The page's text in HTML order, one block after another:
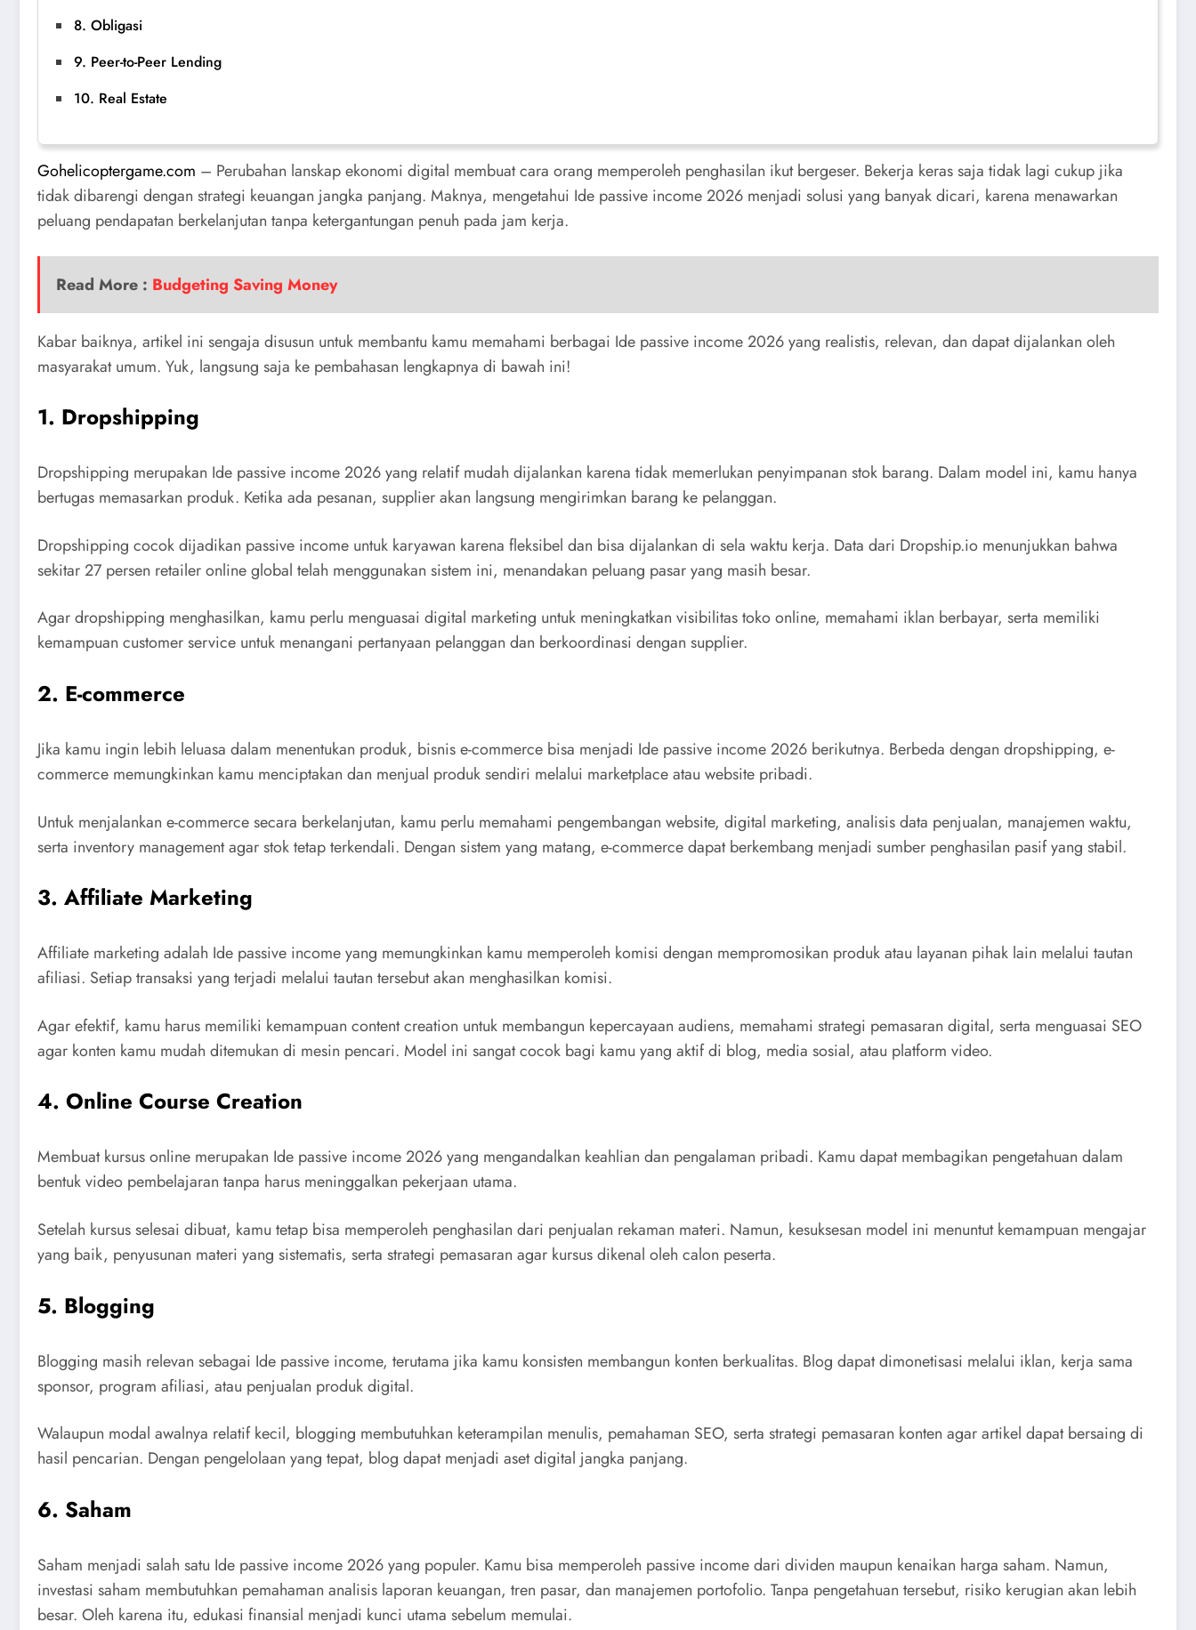
8. Obligasi
9. Peer-to-Peer Lending
10. Real Estate
Gohelicoptergame.com – Perubahan lanskap ekonomi digital membuat cara orang memperoleh penghasilan ikut bergeser. Bekerja keras saja tidak lagi cukup jika
tidak dibarengi dengan strategi keuangan jangka panjang. Maknya, mengetahui Ide passive income 2026 menjadi solusi yang banyak dicari, karena menawarkan
peluang pendapatan berkelanjutan tanpa ketergantungan penuh pada jam kerja.
Read More : Budgeting Saving Money
Kabar baiknya, artikel ini sengaja disusun untuk membantu kamu memahami berbagai Ide passive income 2026 yang realistis, relevan, dan dapat dijalankan oleh
masyarakat umum. Yuk, langsung saja ke pembahasan lengkapnya di bawah ini!
1. Dropshipping
Dropshipping merupakan Ide passive income 2026 yang relatif mudah dijalankan karena tidak memerlukan penyimpanan stok barang. Dalam model ini, kamu hanya
bertugas memasarkan produk. Ketika ada pesanan, supplier akan langsung mengirimkan barang ke pelanggan.
Dropshipping cocok dijadikan passive income untuk karyawan karena fleksibel dan bisa dijalankan di sela waktu kerja. Data dari Dropship.io menunjukkan bahwa
sekitar 27 persen retailer online global telah menggunakan sistem ini, menandakan peluang pasar yang masih besar.
Agar dropshipping menghasilkan, kamu perlu menguasai digital marketing untuk meningkatkan visibilitas toko online, memahami iklan berbayar, serta memiliki
kemampuan customer service untuk menangani pertanyaan pelanggan dan berkoordinasi dengan supplier.
2. E-commerce
Jika kamu ingin lebih leluasa dalam menentukan produk, bisnis e-commerce bisa menjadi Ide passive income 2026 berikutnya. Berbeda dengan dropshipping, e-
commerce memungkinkan kamu menciptakan dan menjual produk sendiri melalui marketplace atau website pribadi.
Untuk menjalankan e-commerce secara berkelanjutan, kamu perlu memahami pengembangan website, digital marketing, analisis data penjualan, manajemen waktu,
serta inventory management agar stok tetap terkendali. Dengan sistem yang matang, e-commerce dapat berkembang menjadi sumber penghasilan pasif yang stabil.
3. Affiliate Marketing
Affiliate marketing adalah Ide passive income yang memungkinkan kamu memperoleh komisi dengan mempromosikan produk atau layanan pihak lain melalui tautan
afiliasi. Setiap transaksi yang terjadi melalui tautan tersebut akan menghasilkan komisi.
Agar efektif, kamu harus memiliki kemampuan content creation untuk membangun kepercayaan audiens, memahami strategi pemasaran digital, serta menguasai SEO
agar konten kamu mudah ditemukan di mesin pencari. Model ini sangat cocok bagi kamu yang aktif di blog, media sosial, atau platform video.
4. Online Course Creation
Membuat kursus online merupakan Ide passive income 2026 yang mengandalkan keahlian dan pengalaman pribadi. Kamu dapat membagikan pengetahuan dalam
bentuk video pembelajaran tanpa harus meninggalkan pekerjaan utama.
Setelah kursus selesai dibuat, kamu tetap bisa memperoleh penghasilan dari penjualan rekaman materi. Namun, kesuksesan model ini menuntut kemampuan mengajar
yang baik, penyusunan materi yang sistematis, serta strategi pemasaran agar kursus dikenal oleh calon peserta.
5. Blogging
Blogging masih relevan sebagai Ide passive income, terutama jika kamu konsisten membangun konten berkualitas. Blog dapat dimonetisasi melalui iklan, kerja sama
sponsor, program afiliasi, atau penjualan produk digital.
Walaupun modal awalnya relatif kecil, blogging membutuhkan keterampilan menulis, pemahaman SEO, serta strategi pemasaran konten agar artikel dapat bersaing di
hasil pencarian. Dengan pengelolaan yang tepat, blog dapat menjadi aset digital jangka panjang.
6. Saham
Saham menjadi salah satu Ide passive income 2026 yang populer. Kamu bisa memperoleh passive income dari dividen maupun kenaikan harga saham. Namun,
investasi saham membutuhkan pemahaman analisis laporan keuangan, tren pasar, dan manajemen portofolio. Tanpa pengetahuan tersebut, risiko kerugian akan lebih
besar. Oleh karena itu, edukasi finansial menjadi kunci utama sebelum memulai.